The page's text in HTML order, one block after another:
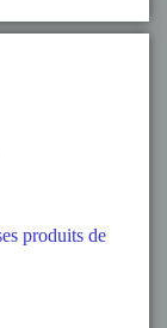
produits de